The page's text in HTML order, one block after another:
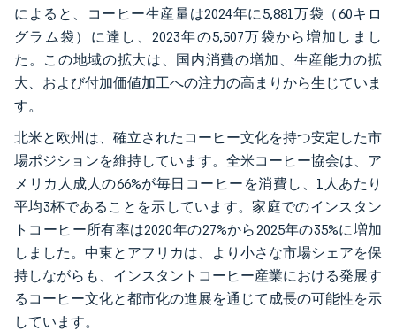
によると、コーヒー生産量は2024年に5,881万袋（60キロ
グラム袋）に達し、2023年の5,507万袋から増加しまし
た。この地域の拡大は、国内消費の増加、生産能力の拡
大、および付加価値加工への注力の高まりから生じていま
す。
北米と欧州は、確立されたコーヒー文化を持つ安定した市
場ポジションを維持しています。全米コーヒー協会は、ア
メリカ人成人の66%が毎日コーヒーを消費し、1人あたり
平均3杯であることを示しています。家庭でのインスタン
トコーヒー所有率は2020年の27%から2025年の35%に増加
しました。中東とアフリカは、より小さな市場シェアを保
持しながらも、インスタントコーヒー産業における発展す
るコーヒー文化と都市化の進展を通じて成長の可能性を示
しています。